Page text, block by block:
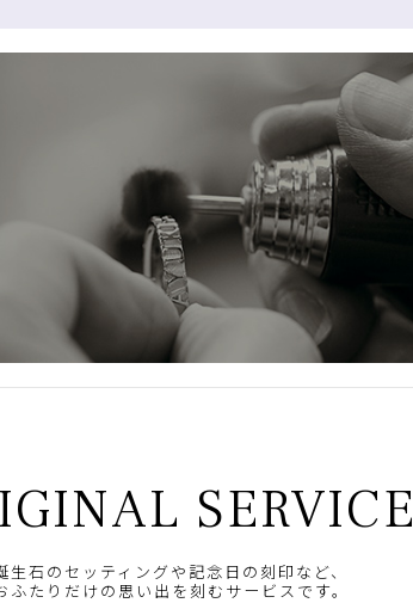
SERVICE
生石のセッティングや記念日の刻印など、
ふたりだけの思い出を刻むサービスです。